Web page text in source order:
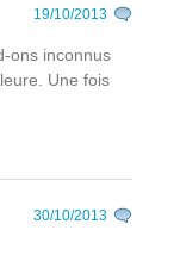
19/10/2013
ons inconnus
Une fois
30/10/2013